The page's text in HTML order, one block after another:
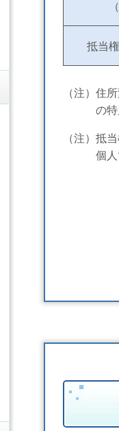
抵当
（注）住
の特別
（注）抵
個人で